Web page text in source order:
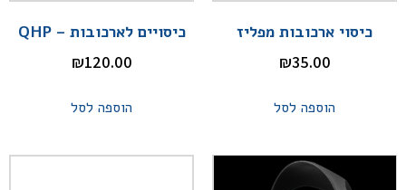
כיסוי ארכובות מפליז
₪35.00
הוספה לסל
כיסויים לארכובות – QHP
₪120.00
הוספה לסל